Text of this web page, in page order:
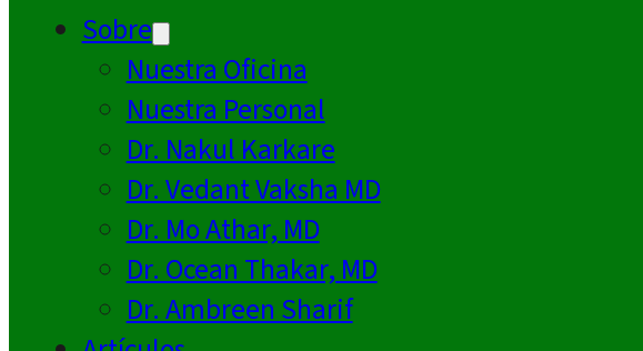
Sobre
Nuestra Oficina
Nuestra Personal
Dr. Nakul Karkare
Dr. Vedant Vaksha MD
Dr. Mo Athar, MD
Dr. Ocean Thakar, MD
Dr. Ambreen Sharif